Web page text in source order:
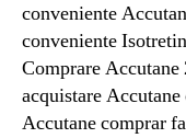
conveniente
conveniente
Comprare Accutane
acquistare
Accutane comprar